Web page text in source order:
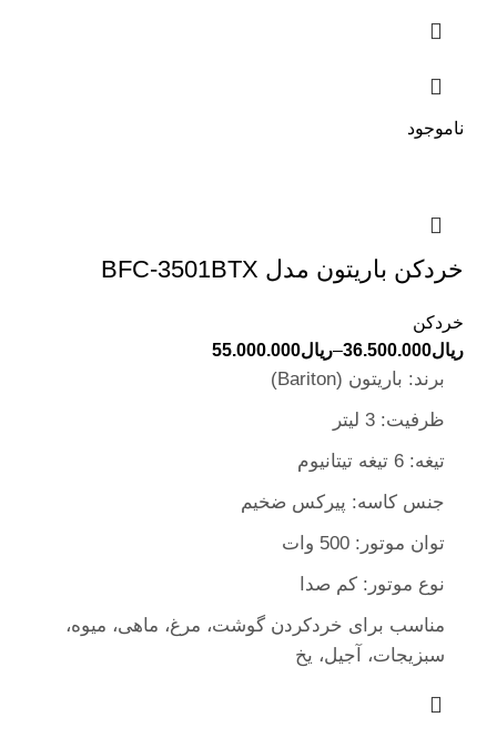
ناموجود
خردکن باریتون مدل BFC-3501BTX
خردکن
ریال36.500.000
–ریال55.000.000
برند: باریتون (Bariton)
ظرفیت: 3 لیتر
تیغه: 6 تیغه تیتانیوم
جنس کاسه: پیرکس ضخیم
توان موتور: 500 وات
نوع موتور: کم صدا
مناسب برای خردکردن گوشت، مرغ، ماهی، میوه،
سبزیجات، آجیل، یخ